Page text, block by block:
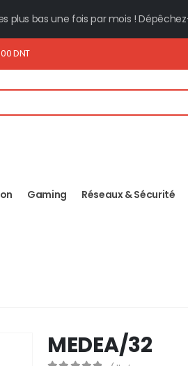
plus bas une fois par mois !
DNT
Gaming Réseaux & Sécurité
MEDEA/32